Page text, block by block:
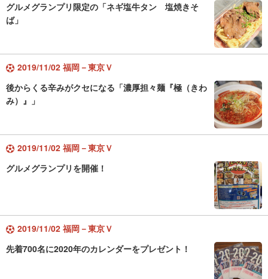
グルメグランプリ限定の「ネギ塩牛タン 塩焼きそ
ば」
2019/11/02 福岡－東京Ｖ
後からくる辛みがクセになる「濃厚担々麺『極（きわ
み）』」
2019/11/02 福岡－東京Ｖ
グルメグランプリを開催！
2019/11/02 福岡－東京Ｖ
先着700名に2020年のカレンダーをプレゼント！